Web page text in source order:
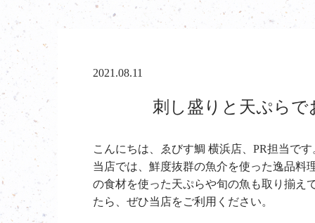
2021.08.11
刺し盛りと天ぷらで
こんにちは、ゑびす鯛 横浜店、PR担当です
当店では、鮮度抜群の魚介を使った逸品料
の食材を使った天ぷらや旬の魚も取り揃え
たら、ぜひ当店をご利用ください。